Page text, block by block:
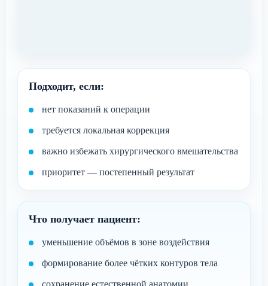
Подходит, если:
нет показаний к операции
требуется локальная коррекция
важно избежать хирургического вмешательства
приоритет — постепенный результат
Что получает пациент:
уменьшение объёмов в зоне воздействия
формирование более чётких контуров тела